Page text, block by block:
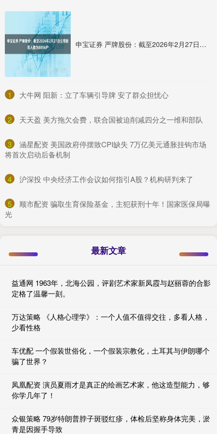
申宝证券 严牌股份：截至2026年2月27日公司股东人数为8856户
1 ​大牛网 阳新：立了车辆引导牌 安了群众担忧心
2 ​天天盈 美方拖欠会费，联合国被迫削减四分之一维和部队
3
​涵星配资 美国政府停摆致CPI缺失 7万亿美元通胀挂钩市场
将首次启动后备机制
4 ​沪深投 中央经济工作会议如何指引A股？机构研判来了
5
​顺市配资 骗取生育保险基金，主犯获刑十年！国家医保局曝
光
最新文章
益通网 1963年，北海公园，评剧艺术家新凤霞与赵丽蓉的合影
定格了温馨一刻。
万达策略 《人格心理学》：一个人值不值得交往，多看人格，
少看性格
车优配 一个假装世俗化，一个假装宗教化，土耳其与伊朗哪个
骗了世界？
凤凰配资 演员夏雨才是真正的绘画艺术家，他这造型能力，够
你学几年了！
众银策略 79岁特朗普脖子斑驳红疹，体检后坚称身体完美，淤
青是因握手导致